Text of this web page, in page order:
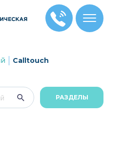
Calltouch
РАЗДЕЛЫ